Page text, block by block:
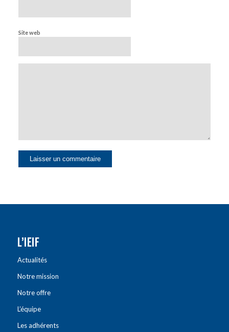
Site web
L’IEIF
Actualités
Notre mission
Notre offre
L’équipe
Les adhérents